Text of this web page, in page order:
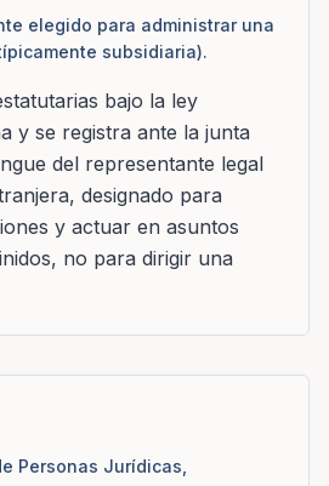
elegido para administrar una
subsidiaria).
bajo la ley
y se registra ante la junta
del representante legal
designado para
y actuar en asuntos
no para dirigir una
Personas Jurídicas,